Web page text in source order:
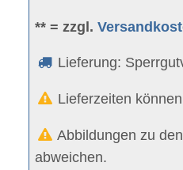
** = zzgl.
Lieferung:
Lieferzeiten
Abbildungen zu
abweichen.